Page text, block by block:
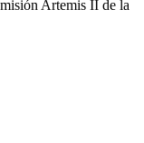
Artemis II de la